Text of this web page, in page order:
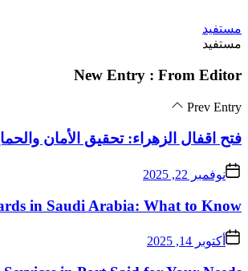
Skip
to
content
مستفيد
مستفيد
New Entry : From Editor
Prev Entry
فتح اقفال الزهراء: تحقيق الأمان
نوفمبر 22, 2025
in Saudi Arabia: What to Know
أكتوبر 14, 2025